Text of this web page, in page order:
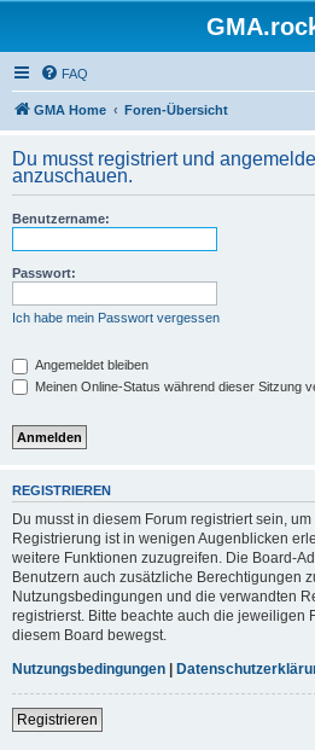
FAQ
GMA Home Foren-Übersicht
Du musst registriert und
anzuschauen.
Benutzername:
Passwort:
Ich habe mein Passwort vergessen
Angemeldet bleiben
Meinen Online-Status während dieser Sitzung
REGISTRIEREN
Du musst in diesem Forum registriert sein,
Registrierung ist in wenigen Augenblicken
weitere Funktionen zuzugreifen. Die Board-
Benutzern auch zusätzliche Berechtigungen
Nutzungsbedingungen und die verwandten
registrierst. Bitte beachte auch die jeweiligen
diesem Board bewegst.
Nutzungsbedingungen |
Registrieren